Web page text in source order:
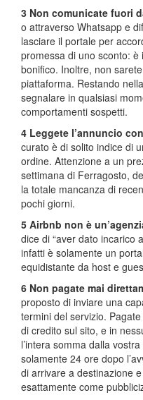
3 Non comunicate fuori
o attraverso Whatsapp e
lasciare il portale per
promessa di uno sconto:
bonifico. Inoltre, non
piattaforma. Restando
segnalare in qualsiasi
comportamenti sospetti.
4 Leggete l’annuncio
curato è di solito indice di
ordine. Attenzione a un
settimana di Ferragosto,
la totale mancanza di
pochi giorni.
5 Airbnb non è
dice di “aver dato incarico
infatti è solamente un
equidistante da host e
6 Non pagate mai
proposto di inviare una
termini del servizio.
di credito sul sito, e in
l’intera somma dalla
solamente 24 ore dopo
di arrivare a destinazione
esattamente come